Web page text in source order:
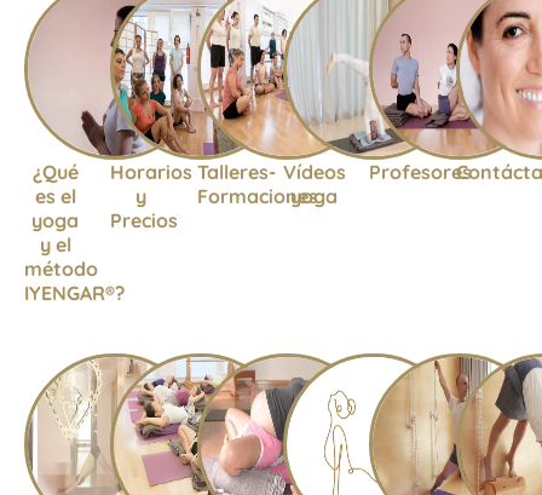
¿Qué
es el
yoga
y el
método
IYENGAR®?
Horarios
y
Precios
Talleres-
Formaciones
Vídeos
yoga
Profesores